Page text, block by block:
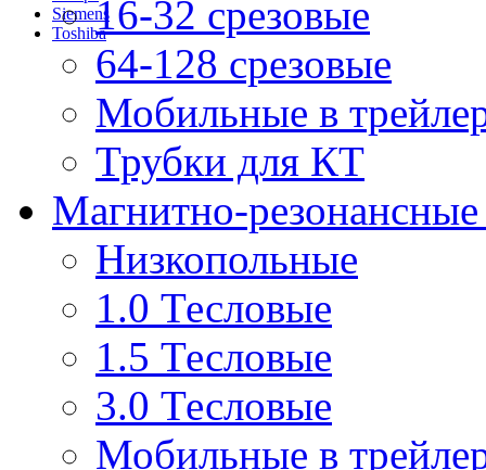
Siemens
Toshiba16-32 срезовые
64-128 срезовые
Мобильные в
Трубки для КТ
Магнитно-
Низкопольные
1.0 Тесловые
1.5 Тесловые
3.0 Тесловые
Мобильные в